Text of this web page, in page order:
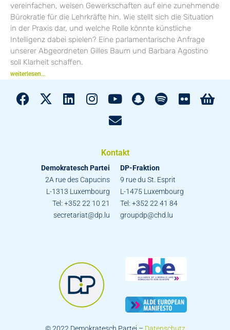
vereinfachen, weisen Gewerkschaften auf eine zunehmende
Bürokratie für die Lehrkräfte hin. Wie stellt sich die Situation
in der Praxis dar, und welche Rolle könnte künstliche
Intelligenz dabei spielen? Eine parlamentarische Anfrage
unserer Abgeordneten Gilles Baum und Barbara Agostino
soll Klarheit schaffen.
weiterlesen...
Kontakt
Demokratesch Partei
2A rue des Capucins
L-1313 Luxembourg
Tel: +352 22 10 21
secretariat@dp.lu
DP-Fraktion
9 rue du St. Esprit
L-1475 Luxembourg
Tel: +352 22 41 84
groupdp@chd.lu